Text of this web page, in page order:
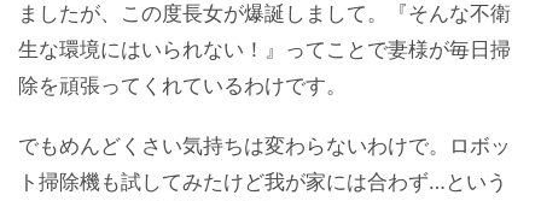
ましたが、この度長女が爆誕しまして。『そんな不衛
生な環境にはいられない！』ってことで妻様が毎日掃
除を頑張ってくれているわけです。
でもめんどくさい気持ちは変わらないわけで。ロボッ
ト掃除機も試してみたけど我が家には合わず…という